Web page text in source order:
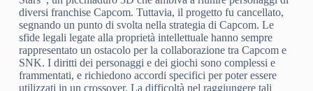
diversi franchise Capcom. Tuttavia, il progetto fu cancellato,
segnando un punto di svolta nella strategia di Capcom. Le
sfide legali legate alla proprietà intellettuale hanno sempre
rappresentato un ostacolo per la collaborazione tra Capcom e
SNK. I diritti dei personaggi e dei giochi sono complessi e
frammentati, e richiedono accordi specifici per poter essere
utilizzati in un crossover. La difficoltà nel raggiungere tali